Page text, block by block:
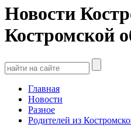
Новости
Костромской
Главная
Новости
Разное
Родителей из